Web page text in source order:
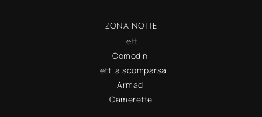
ZONA NOTTE
Letti
Comodini
Letti a scomparsa
Armadi
Camerette